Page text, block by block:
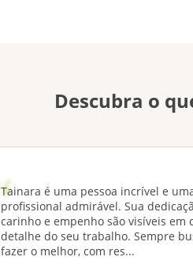
Descubra o
Tainara é uma pessoa incrível e
profissional admirável. Sua
carinho e empenho são visíveis em
detalhe do seu trabalho. Sempre
fazer o melhor, com res...